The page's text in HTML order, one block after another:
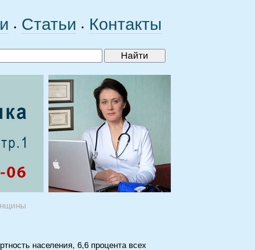
• Статьи • Контакты
населения, 6,6 процента всех